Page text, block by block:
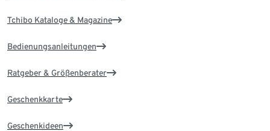
Tchibo Kataloge & Magazine
Bedienungsanleitungen
Ratgeber & Größenberater
Geschenkkarte
Geschenkideen